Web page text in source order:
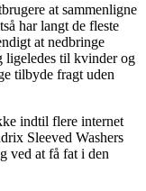
at sammenligne
har langt de fleste
at nedbringe
ligeledes til kvinder og
tilbyde fragt uden
indtil flere internet
Sleeved Washers
ved at få fat i den